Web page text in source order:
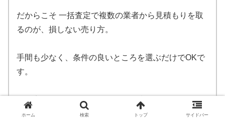
だからこそ 一括査定で複数の業者から見積もりを取
るのが、損しない売り方。
手間も少なく、条件の良いところを選ぶだけでOKで
す。
私も実際にやってみて「こんなに違うの？」と驚き
ました。
ホーム 検索 トップ サイドバー